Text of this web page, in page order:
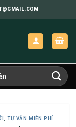
,TƯ VẤN MIỄN PHÍ